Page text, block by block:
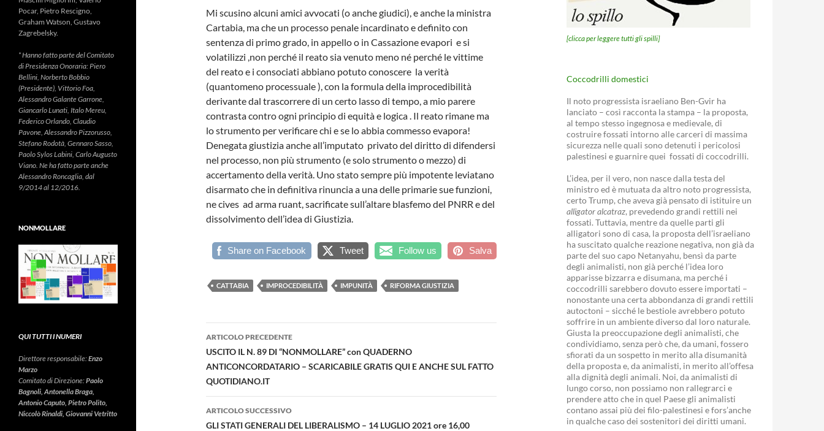
Mi scusino alcuni amici avvocati (o anche giudici), e anche la ministra
Cartabia, ma che un processo penale incardinato e definito con
sentenza di primo grado, in appello o in Cassazione evapori e si
volatilizzi ,non perché il reato sia venuto meno né perché le vittime
del reato e i consociati abbiano potuto conoscere la verità
(quantomeno processuale ), con la formula della improcedibilità
derivante dal trascorrere di un certo lasso di tempo, a mio parere
contrasta contro ogni principio di equità e logica . Il reato rimane ma
lo strumento per verificare chi e se lo abbia commesso evapora!
Denegata giustizia anche all’imputato privato del diritto di difendersi
nel processo, non più strumento (e solo strumento o mezzo) di
accertamento della verità. Uno stato sempre più impotente leviatano
disarmato che in definitiva rinuncia a una delle primarie sue funzioni,
ne cives ad arma ruant, sacrificate sull’altare blasfemo del PNRR e del
dissolvimento dell’idea di Giustizia.
Share on Facebook Tweet Follow us Salva
CATTABIA IMPROCEDIBILITÀ IMPUNITÀ RIFORMA GIUSTIZIA
Navigazione
articolo
ARTICOLO PRECEDENTE
USCITO IL N. 89 DI “NONMOLLARE” con QUADERNO
ANTICONCORDATARIO – SCARICABILE GRATIS QUI E ANCHE SUL FATTO
QUOTIDIANO.IT
ARTICOLO SUCCESSIVO
GLI STATI GENERALI DEL LIBERALISMO – 14 LUGLIO 2021 ore 16,00
[clicca per leggere tutti gli spilli]
Coccodrilli domestici
Il noto progressista israeliano Ben-Gvir ha
lanciato – così racconta la stampa – la proposta,
al tempo stesso ingegnosa e medievale, di
costruire fossati intorno alle carceri di massima
sicurezza nelle quali sono detenuti i pericolosi
palestinesi e guarnire quei fossati di coccodrilli.
L’idea, per il vero, non nasce dalla testa del
ministro ed è mutuata da altro noto progressista,
certo Trump, che aveva già pensato di istituire un
alligator alcatraz, prevedendo grandi rettili nei
fossati. Tuttavia, mentre da quelle parti gli
alligatori sono di casa, la proposta dell’israeliano
ha suscitato qualche reazione negativa, non già da
parte del suo capo Netanyahu, bensì da parte
degli animalisti, non già perché l’idea loro
apparisse bizzarra e disumana, ma perché i
coccodrilli sarebbero dovuto essere importati –
nonostante una certa abbondanza di grandi rettili
autoctoni – sicché le bestiole avrebbero potuto
soffrire in un ambiente diverso dal loro naturale.
Giusta la preoccupazione degli animalisti, che
condividiamo, senza però che, da umani, fossero
sfiorati da un sospetto in merito alla disumanità
della proposta e, da animalisti, in merito all’offesa
alla dignità degli animali. Noi, da animalisti di
lungo corso, non possiamo non rallegrarci e
prendere atto che in quel Paese gli animalisti
contano assai più dei filo-palestinesi e fors’anche
in qualche caso dei sostenitori dei diritti umani.
Pocar, Pietro Rescigno,
Graham Watson, Gustavo
Zagrebelsky.
* Hanno fatto parte del Comitato
di Presidenza Onoraria: Piero
Bellini, Norberto Bobbio
(Presidente), Vittorio Foa,
Alessandro Galante Garrone,
Giancarlo Lunati, Italo Mereu,
Federico Orlando, Claudio
Pavone, Alessandro Pizzorusso,
Stefano Rodotà, Gennaro Sasso,
Paolo Sylos Labini, Carlo Augusto
Viano. Ne ha fatto parte anche
Alessandro Roncaglia, dal
9/2014 al 12/2016.
NONMOLLARE
QUI TUTTI I NUMERI
Direttore responsabile:Enzo
Marzo
Comitato di Direzione:Paolo
Bagnoli, Antonella Braga,
Antonio Caputo, Pietro Polito,
Niccolò Rinaldi, Giovanni Vetritto